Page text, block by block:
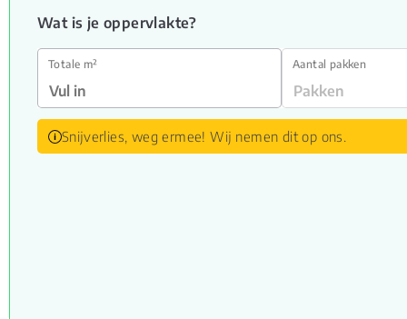
Wat is je oppervlakte?
Totale m² Aantal pakken
Snijverlies, weg ermee! Wij nemen dit op ons.